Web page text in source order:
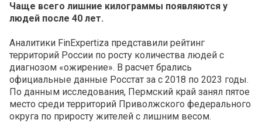
Чаще всего лишние килограммы появляются у
людей после 40 лет.
Аналитики FinExpertiza представили рейтинг
территорий России по росту количества людей с
диагнозом «ожирение». В расчет брались
официальные данные Росстат за с 2018 по 2023 годы.
По данным исследования, Пермский край занял пятое
место среди территорий Приволжского федерального
округа по приросту жителей с лишним весом.